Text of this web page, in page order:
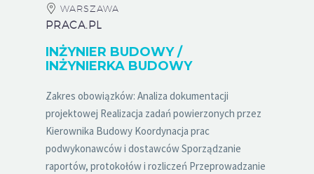
WARSZAWA
PRACA.PL
INŻYNIER BUDOWY /
INŻYNIERKA BUDOWY
Zakres obowiązków: Analiza dokumentacji
projektowej Realizacja zadań powierzonych przez
Kierownika Budowy Koordynacja prac
podwykonawców i dostawców Sporządzanie
raportów, protokołów i rozliczeń Przeprowadzanie